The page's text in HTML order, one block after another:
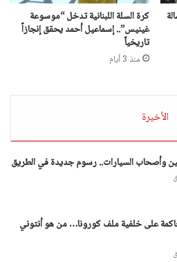
رسالة كرة السلة اللبنانية تدخل “موسوعة
غينيس”.. إسماعيل أحمد يحقق إنجازاً
تاريخياً
منذ 3 أيام
الأخيرة
وأصحاب السيارات.. رسوم جديدة في الطريق
على خلفية ملف كورونا… من هو أنتوني